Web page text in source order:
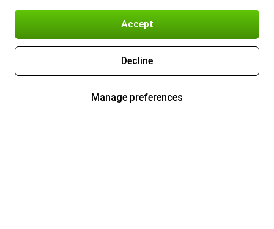
Accept
Decline
Manage preferences